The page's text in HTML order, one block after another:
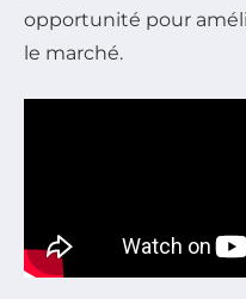
opportunité pour
le marché.